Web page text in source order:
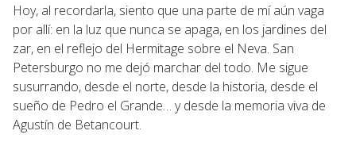
Hoy, al recordarla, siento que una parte de mí aún vaga
por allí: en la luz que nunca se apaga, en los jardines del
zar, en el reflejo del Hermitage sobre el Neva. San
Petersburgo no me dejó marchar del todo. Me sigue
susurrando, desde el norte, desde la historia, desde el
sueño de Pedro el Grande… y desde la memoria viva de
Agustín de Betancourt.